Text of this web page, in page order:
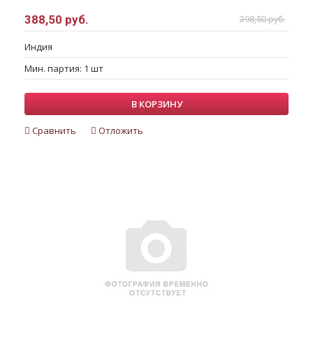
388,50 руб. 398,50 руб.
Индия
Мин. партия: 1 шт
В КОРЗИНУ
Сравнить Отложить